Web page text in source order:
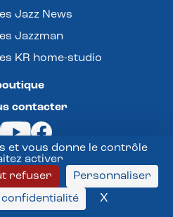
et vous donne le contrôle
activer
refuser
Personnaliser
confidentialité
X
Jazz News
Jazzman
KR home-studio
contacter
Magazine -